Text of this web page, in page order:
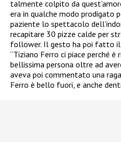
talmente colpito da
era in qualche modo prodigato
paziente lo spettacolo
recapitare 30 pizze calde per
follower. Il gesto ha poi fatto il
“Tiziano Ferro ci piace perché è
bellissima persona oltre ad
aveva poi commentato una
Ferro è bello fuori, e anche